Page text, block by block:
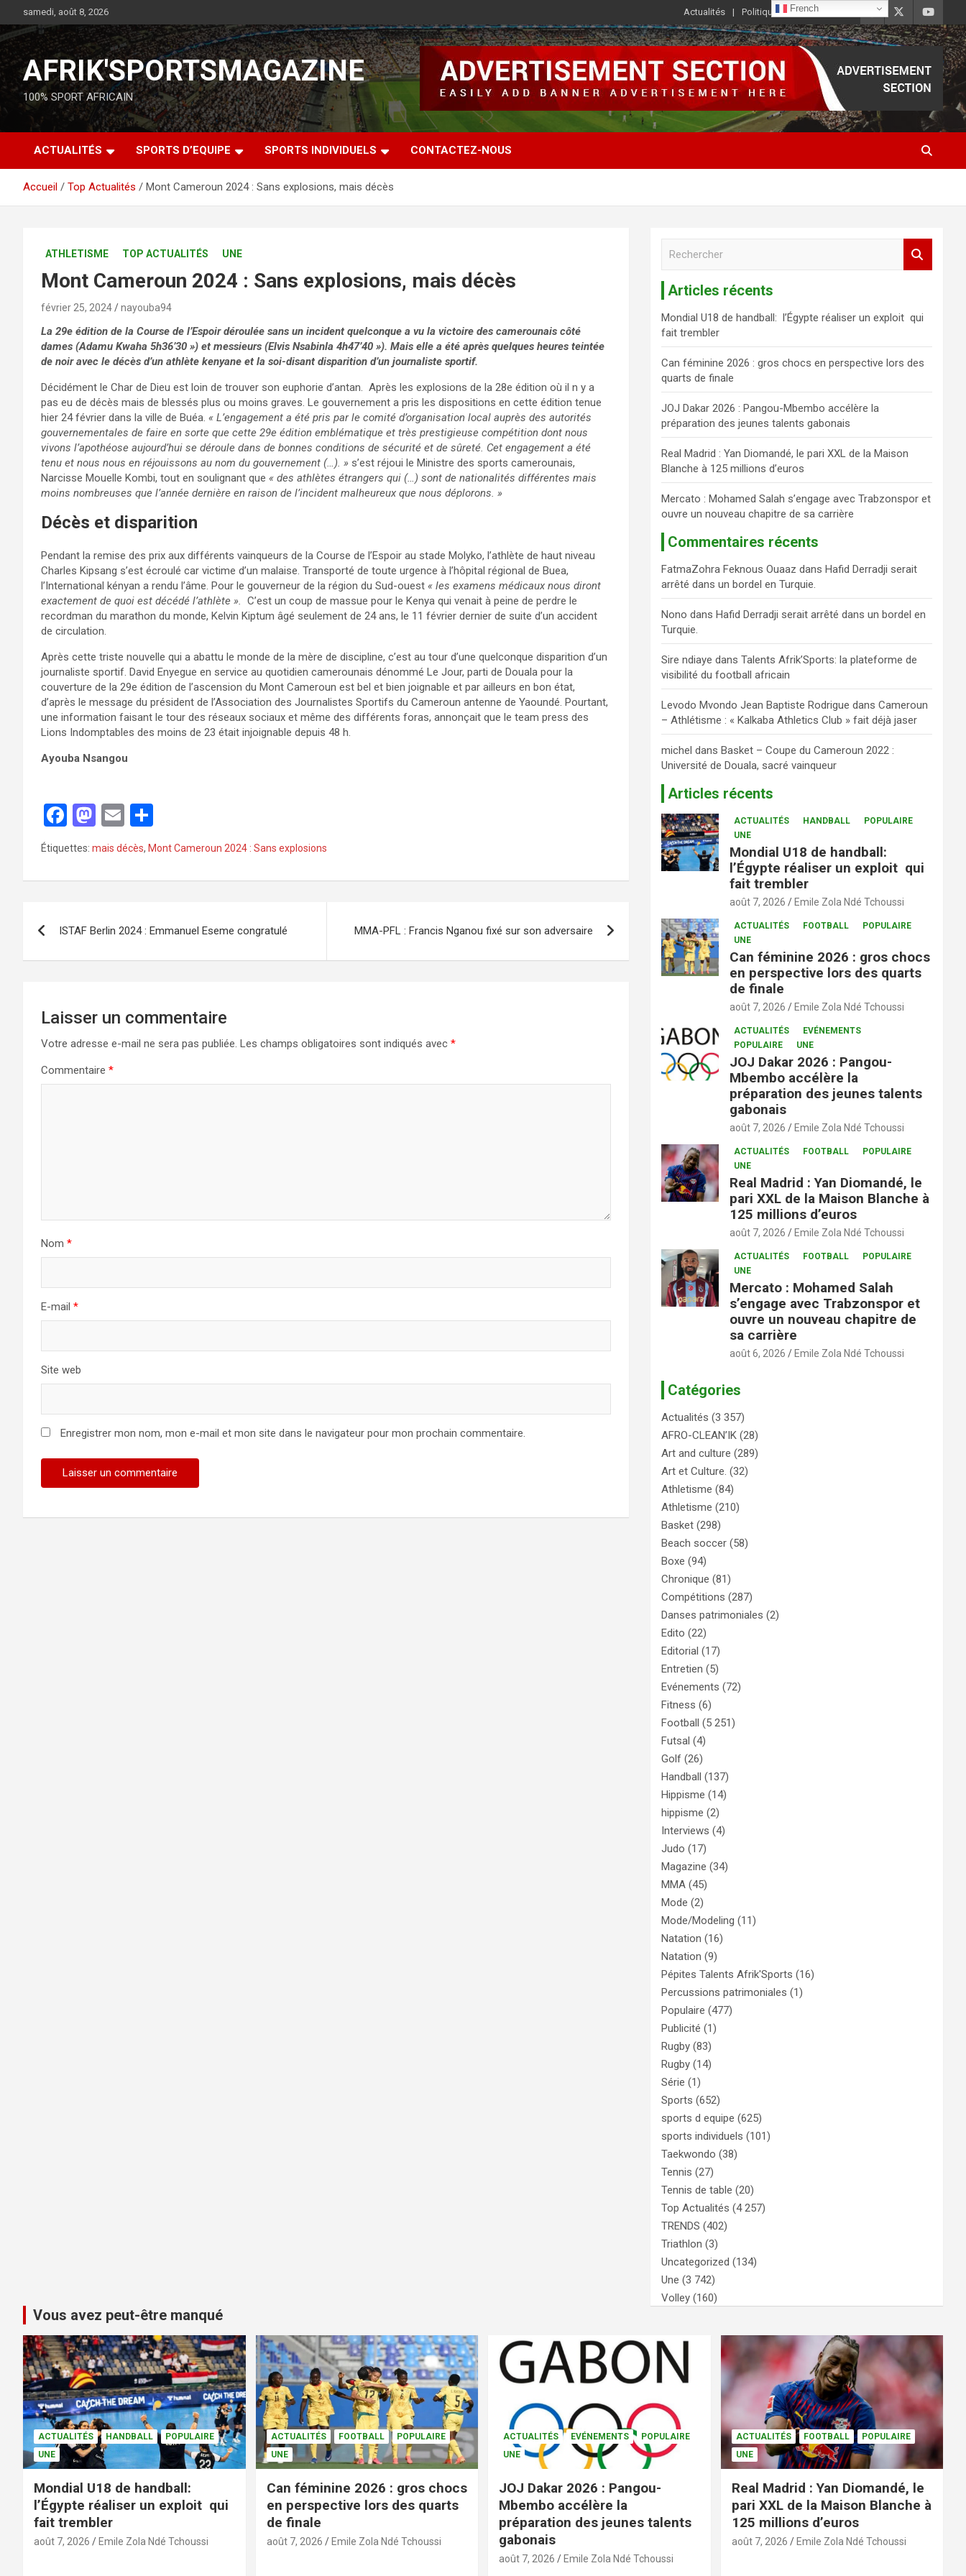
samedi, août 8, 2026 Actualités Politique de Confidentialité
AFRIK'SPORTSMAGAZINE
100% SPORT AFRICAIN
ACTUALITÉS SPORTS D’EQUIPE SPORTS INDIVIDUELS CONTACTEZ-NOUS
Accueil Top Actualités Mont Cameroun 2024 : Sans explosions, mais décès
ATHLETISME TOP ACTUALITÉS UNE
Mont Cameroun 2024 : Sans explosions, mais décès
février 25, 2024 nayouba94
La 29e édition de la Course de l’Espoir déroulée sans un incident quelconque a vu la victoire des camerounais côté
dames (Adamu Kwaha 5h36’30 ») et messieurs (Elvis Nsabinla 4h47’40 »). Mais elle a été après quelques heures teintée
de noir avec le décès d’un athlète kenyane et la soi-disant disparition d’un journaliste sportif.
Décidément le Char de Dieu est loin de trouver son euphorie d’antan. Après les explosions de la 28e édition où il n y a
pas eu de décès mais de blessés plus ou moins graves. Le gouvernement a pris les dispositions en cette édition tenue
hier 24 février dans la ville de Buéa. « L’engagement a été pris par le comité d’organisation local auprès des autorités
gouvernementales de faire en sorte que cette 29e édition emblématique et très prestigieuse compétition dont nous
vivons l’apothéose aujourd’hui se déroule dans de bonnes conditions de sécurité et de sûreté. Cet engagement a été
tenu et nous nous en réjouissons au nom du gouvernement (…). » s’est réjoui le Ministre des sports camerounais,
Narcisse Mouelle Kombi, tout en soulignant que « des athlètes étrangers qui (…) sont de nationalités différentes mais
moins nombreuses que l’année dernière en raison de l’incident malheureux que nous déplorons. »
Décès et disparition
Pendant la remise des prix aux différents vainqueurs de la Course de l’Espoir au stade Molyko, l’athlète de haut niveau
Charles Kipsang s’est écroulé car victime d’un malaise. Transporté de toute urgence à l’hôpital régional de Buea,
l’International kényan a rendu l’âme. Pour le gouverneur de la région du Sud-ouest « les examens médicaux nous diront
exactement de quoi est décédé l’athlète ». C’est un coup de massue pour le Kenya qui venait à peine de perdre le
recordman du marathon du monde, Kelvin Kiptum âgé seulement de 24 ans, le 11 février dernier de suite d’un accident
de circulation.
Après cette triste nouvelle qui a abattu le monde de la mère de discipline, c’est au tour d’une quelconque disparition d’un
journaliste sportif. David Enyegue en service au quotidien camerounais dénommé Le Jour, parti de Douala pour la
couverture de la 29e édition de l’ascension du Mont Cameroun est bel et bien joignable et par ailleurs en bon état,
d’après le message du président de l’Association des Journalistes Sportifs du Cameroun antenne de Yaoundé. Pourtant,
une information faisant le tour des réseaux sociaux et même des différents foras, annonçait que le team press des
Lions Indomptables des moins de 23 était injoignable depuis 48 h.
Ayouba Nsangou
F
a
ce
b
o
k
M
st
o
o
n
E
m
ail
ar
ta
g
Étiquettes: mais décès, Mont Cameroun 2024 : Sans explosions
ISTAF Berlin 2024 : Emmanuel Eseme congratulé MMA-PFL : Francis Nganou fixé sur son adversaire
Laisser un commentaire
Votre adresse e-mail ne sera pas publiée. Les champs obligatoires sont indiqués avec *
Commentaire *
Nom *
E-mail *
Site web
Enregistrer mon nom, mon e-mail et mon site dans le navigateur pour mon prochain commentaire.
r
c
h
e
r
Articles récents
Mondial U18 de handball: l’Égypte réaliser un exploit qui
fait trembler
Can féminine 2026 : gros chocs en perspective lors des
quarts de finale
JOJ Dakar 2026 : Pangou-Mbembo accélère la
préparation des jeunes talents gabonais
Real Madrid : Yan Diomandé, le pari XXL de la Maison
Blanche à 125 millions d’euros
Mercato : Mohamed Salah s’engage avec Trabzonspor et
ouvre un nouveau chapitre de sa carrière
Commentaires récents
FatmaZohra Feknous Ouaaz dansHafid Derradji serait
arrêté dans un bordel en Turquie.
Nono dansHafid Derradji serait arrêté dans un bordel en
Turquie.
Sire ndiaye dansTalents Afrik’Sports: la plateforme de
visibilité du football africain
Levodo Mvondo Jean Baptiste Rodrigue dansCameroun
– Athlétisme : « Kalkaba Athletics Club » fait déjà jaser
michel dansBasket – Coupe du Cameroun 2022 :
Université de Douala, sacré vainqueur
Articles récents
ACTUALITÉS HANDBALL
POPULAIRE
UNE
Mondial U18 de handball:
l’Égypte réaliser un exploit qui
fait trembler
août 7, 2026 Emile Zola Ndé Tchoussi
ACTUALITÉS FOOTBALL
POPULAIRE
UNE
Can féminine 2026 : gros chocs
en perspective lors des quarts
de finale
août 7, 2026 Emile Zola Ndé Tchoussi
ACTUALITÉS
EVÉNEMENTS
POPULAIRE
UNE
JOJ Dakar 2026 : Pangou-
Mbembo accélère la
préparation des jeunes talents
gabonais
août 7, 2026 Emile Zola Ndé Tchoussi
ACTUALITÉS FOOTBALL
POPULAIRE
UNE
Real Madrid : Yan Diomandé, le
pari XXL de la Maison Blanche à
125 millions d’euros
août 7, 2026 Emile Zola Ndé Tchoussi
ACTUALITÉS FOOTBALL
POPULAIRE
UNE
Mercato : Mohamed Salah
s’engage avec Trabzonspor et
ouvre un nouveau chapitre de
sa carrière
août 6, 2026 Emile Zola Ndé Tchoussi
Catégories
Actualités (3 357)
AFRO-CLEAN’IK (28)
Art and culture (289)
Art et Culture. (32)
Athletisme (84)
Athletisme (210)
Basket (298)
Beach soccer (58)
Boxe (94)
Chronique (81)
Compétitions (287)
Danses patrimoniales (2)
Edito (22)
Editorial (17)
Entretien (5)
Evénements (72)
Fitness (6)
Football (5 251)
Futsal (4)
Golf (26)
Handball (137)
Hippisme (14)
hippisme (2)
Interviews (4)
Judo (17)
Magazine (34)
MMA (45)
Mode (2)
Mode/Modeling (11)
Natation (16)
Natation (9)
Pépites Talents Afrik'Sports (16)
Percussions patrimoniales (1)
Populaire (477)
Publicité (1)
Rugby (83)
Rugby (14)
Série (1)
Sports (652)
sports d equipe (625)
sports individuels (101)
Taekwondo (38)
Tennis (27)
Tennis de table (20)
Top Actualités (4 257)
TRENDS (402)
Triathlon (3)
Uncategorized (134)
Une (3 742)
Volley (160)
Vous avez peut-être manqué
ACTUALITÉS HANDBALL
POPULAIRE
UNE
Mondial U18 de handball:
l’Égypte réaliser un exploit qui
fait trembler
août 7, 2026 Emile Zola Ndé Tchoussi
ACTUALITÉS FOOTBALL
POPULAIRE
UNE
Can féminine 2026 : gros chocs
en perspective lors des quarts
de finale
août 7, 2026 Emile Zola Ndé Tchoussi
ACTUALITÉS EVÉNEMENTS
POPULAIRE
UNE
JOJ Dakar 2026 : Pangou-
Mbembo accélère la
préparation des jeunes talents
gabonais
août 7, 2026 Emile Zola Ndé Tchoussi
ACTUALITÉS FOOTBALL
POPULAIRE
UNE
Real Madrid : Yan Diomandé, le
pari XXL de la Maison Blanche à
125 millions d’euros
août 7, 2026 Emile Zola Ndé Tchoussi
French